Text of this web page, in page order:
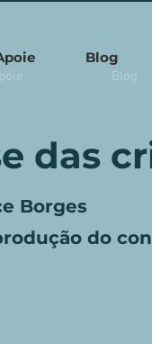
Blog
das
Borges
do
Blog